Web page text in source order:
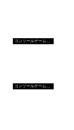
コンソールゲーム攻略